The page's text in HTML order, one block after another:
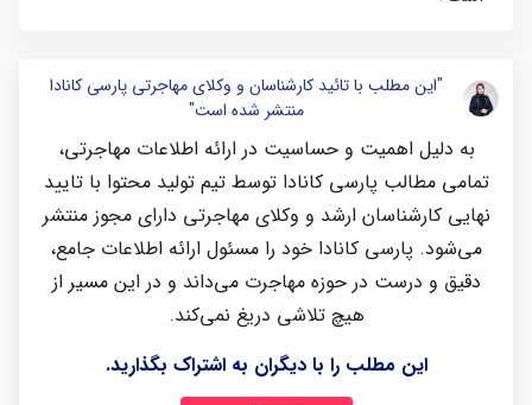
"این مطلب با تائید کارشناسان و وکلای مهاجرتی پارسی کانادا
منتشر شده است"
به دلیل اهمیت و حساسیت در ارائه اطلاعات مهاجرتی،
تمامی مطالب پارسی کانادا توسط تیم تولید محتوا با تایید
نهایی کارشناسان ارشد و وکلای مهاجرتی دارای مجوز منتشر
می‌شود. پارسی کانادا خود را مسئول ارائه اطلاعات جامع،
دقیق و درست در حوزه مهاجرت می‌داند و در این مسیر از
هیچ تلاشی دریغ نمی‌کند.
این مطلب را با دیگران به اشتراک بگذارید.